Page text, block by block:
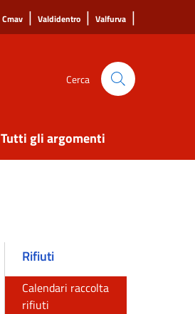
Cmav | Valdidentro | Valfurva |
Cerca
Tutti gli argomenti
Rifiuti
Calendari raccolta
rifiuti